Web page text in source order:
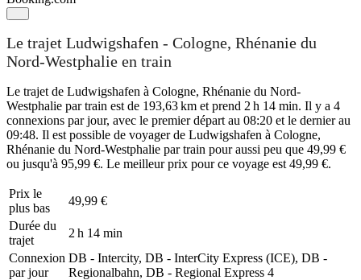
Le trajet Ludwigshafen - Cologne, Rhénanie du
Nord-Westphalie en train
Le trajet de Ludwigshafen à Cologne, Rhénanie du Nord-
Westphalie par train est de 193,63 km et prend 2 h 14 min. Il y a 4
connexions par jour, avec le premier départ au 08:20 et le dernier au
09:48. Il est possible de voyager de Ludwigshafen à Cologne,
Rhénanie du Nord-Westphalie par train pour aussi peu que 49,99 €
ou jusqu'à 95,99 €. Le meilleur prix pour ce voyage est 49,99 €.
Prix ​​le
plus bas
49,99 €
Durée du
trajet
2 h 14 min
Connexion
par jour
DB - Intercity, DB - InterCity Express (ICE), DB -
Regionalbahn, DB - Regional Express 4